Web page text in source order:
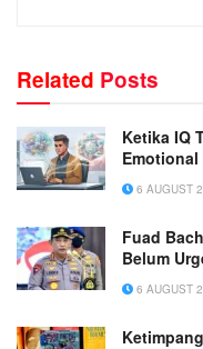
Related Posts
Ketika IQ
6 AUGUST
Fuad
Belum
6 AUGUST